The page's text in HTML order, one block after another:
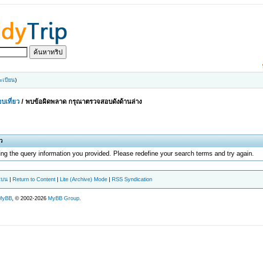
เบียน)
เที่ยว /พบข้อผิดพลาด กรุณาตรวจสอบดังด้านล่าง
the query information you provided. Please redefine your search terms and try again.
บน | Return to Content | Lite (Archive) Mode | RSS Syndication
, © 2002-2026MyBB Group